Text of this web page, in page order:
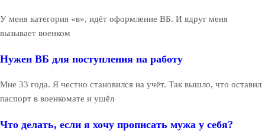
У меня категория «в», идёт оформление ВБ. И вдруг меня
вызывает военком
Нужен ВБ для поступления на работу
Мне 33 года. Я честно становился на учёт. Так вышло, что оставил
паспорт в военкомате и ушёл
Что делать, если я хочу прописать мужа у себя?